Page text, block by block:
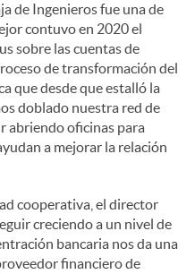
de Ingenieros fue una de
contuvo en 2020 el
sobre las cuentas de
de transformación del
que desde que estalló la
doblado nuestra red de
abriendo oficinas para
a mejorar la relación
cooperativa, el director
creciendo a un nivel de
bancaria nos da una
financiero de